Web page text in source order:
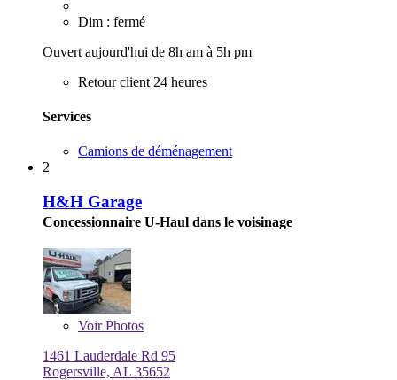
Dim : fermé
Ouvert aujourd'hui de 8h am à 5h pm
Retour client 24 heures
Services
Camions de déménagement
2
H&H Garage
Concessionnaire U-Haul dans le voisinage
VoirPhotos
1461 Lauderdale Rd 95
Rogersville, AL 35652